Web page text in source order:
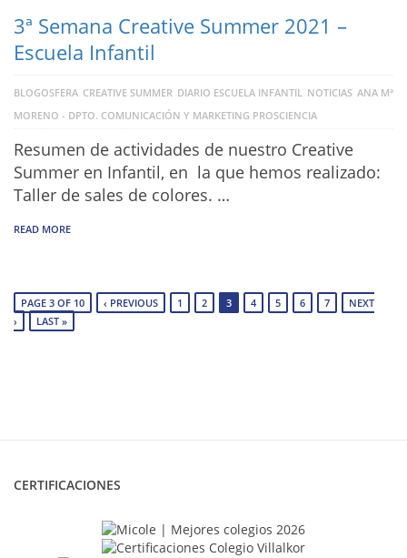
3ª Semana Creative Summer 2021 –
Escuela Infantil
BLOGOSFERA CREATIVE SUMMER DIARIO ESCUELA INFANTIL NOTICIAS ANA Mª
MORENO - DPTO. COMUNICACIÓN Y MARKETING PROSCIENCIA
Resumen de actividades de nuestro Creative
Summer en Infantil, en la que hemos realizado:
Taller de sales de colores. …
READ MORE
PAGE 3 OF 10 ‹ PREVIOUS 1 2 3 4 5 6 7
NEXT
›
LAST »
CERTIFICACIONES